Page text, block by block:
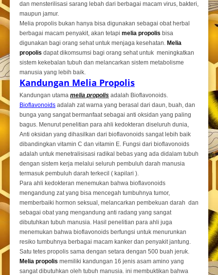
dan mensterilisasi sarang lebah dari berbagai macam virus, bakteri,
maupun jamur.
Melia propolis bukan hanya bisa digunakan sebagai obat herbal
berbagai macam penyakit, akan tetapi melia propolis bisa
digunakan bagi orang sehat untuk menjaga kesehatan. Melia
propolis dapat dikomsumsi bagi orang sehat untuk meningkatkan
sistem kekebalan tubuh dan melancarkan sistem metabolisme
manusia yang lebih baik.
Kandungan Melia Propolis
Kandungan utama melia propolis adalah Bioflavonoids.
Bioflavonoids adalah zat warna yang berasal dari daun, buah, dan
bunga yang sangat bermanfaat sebagai anti oksidan yang paling
bagus. Menurut penelitian para ahli kedokteran diseluruh dunia,
Anti oksidan yang dihasilkan dari bioflavonoids sangat lebih baik
dibandingkan vitamin C dan vitamin E. Fungsi dari bioflavonoids
adalah untuk menetralisisasi radikal bebas yang ada didalam tubuh
dengan sistem kerja melalui seluruh pembuluh darah manusia
termasuk pembuluh darah terkecil ( kapilari ).
Para ahli kedokteran menemukan bahwa bioflavonoids
mengandung zat yang bisa mencegah tumbuhnya tumor,
memberbaiki hormon seksual, melancarkan pembekuan darah dan
sebagai obat yang mengandung anti radang yang sangat
dibutuhkan tubuh manusia. Hasil penelitian para ahli juga
menemukan bahwa bioflavonoids berfungsi untuk menurunkan
resiko tumbuhnya berbagai macam kanker dan penyakit jantung.
Satu tetes propolis sama dengan setara dengan 500 buah jeruk.
Melia propolis memiliki kandungan 16 jenis asam amino yang
sangat dibutuhkan oleh tubuh manusia. ini membuktikan bahwa